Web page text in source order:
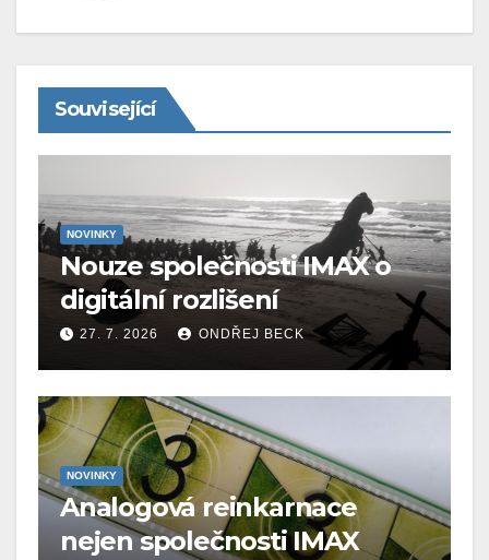
Související
NOVINKY
Nouze společnosti IMAX o
digitální rozlišení
27. 7. 2026 ONDŘEJ BECK
NOVINKY
Analogová reinkarnace
nejen společnosti IMAX